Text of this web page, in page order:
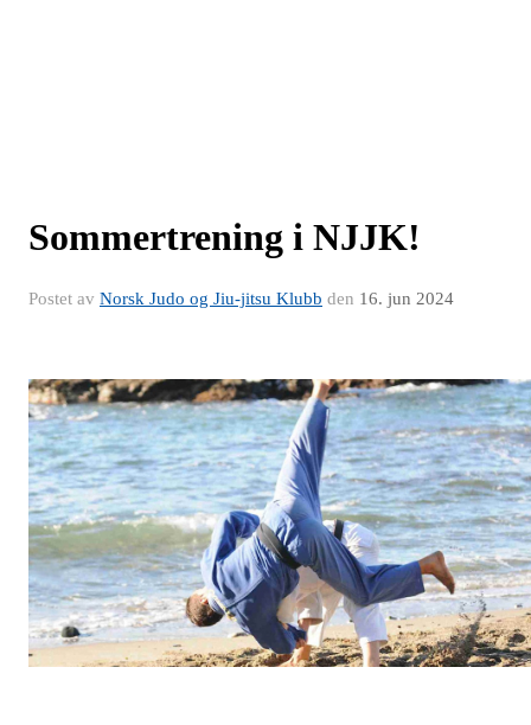
Sommertrening i NJJK!
Postet av Norsk Judo og Jiu-jitsu Klubb den 16. jun 2024